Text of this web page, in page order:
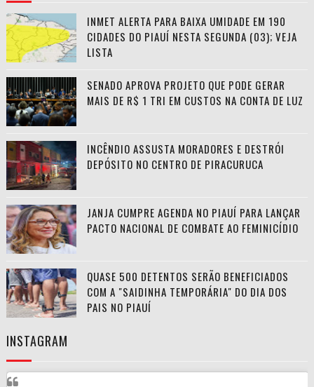
INMET ALERTA PARA BAIXA UMIDADE EM 190
CIDADES DO PIAUÍ NESTA SEGUNDA (03); VEJA
LISTA
SENADO APROVA PROJETO QUE PODE GERAR
MAIS DE R$ 1 TRI EM CUSTOS NA CONTA DE LUZ
INCÊNDIO ASSUSTA MORADORES E DESTRÓI
DEPÓSITO NO CENTRO DE PIRACURUCA
JANJA CUMPRE AGENDA NO PIAUÍ PARA LANÇAR
PACTO NACIONAL DE COMBATE AO FEMINICÍDIO
QUASE 500 DETENTOS SERÃO BENEFICIADOS
COM A "SAIDINHA TEMPORÁRIA" DO DIA DOS
PAIS NO PIAUÍ
INSTAGRAM